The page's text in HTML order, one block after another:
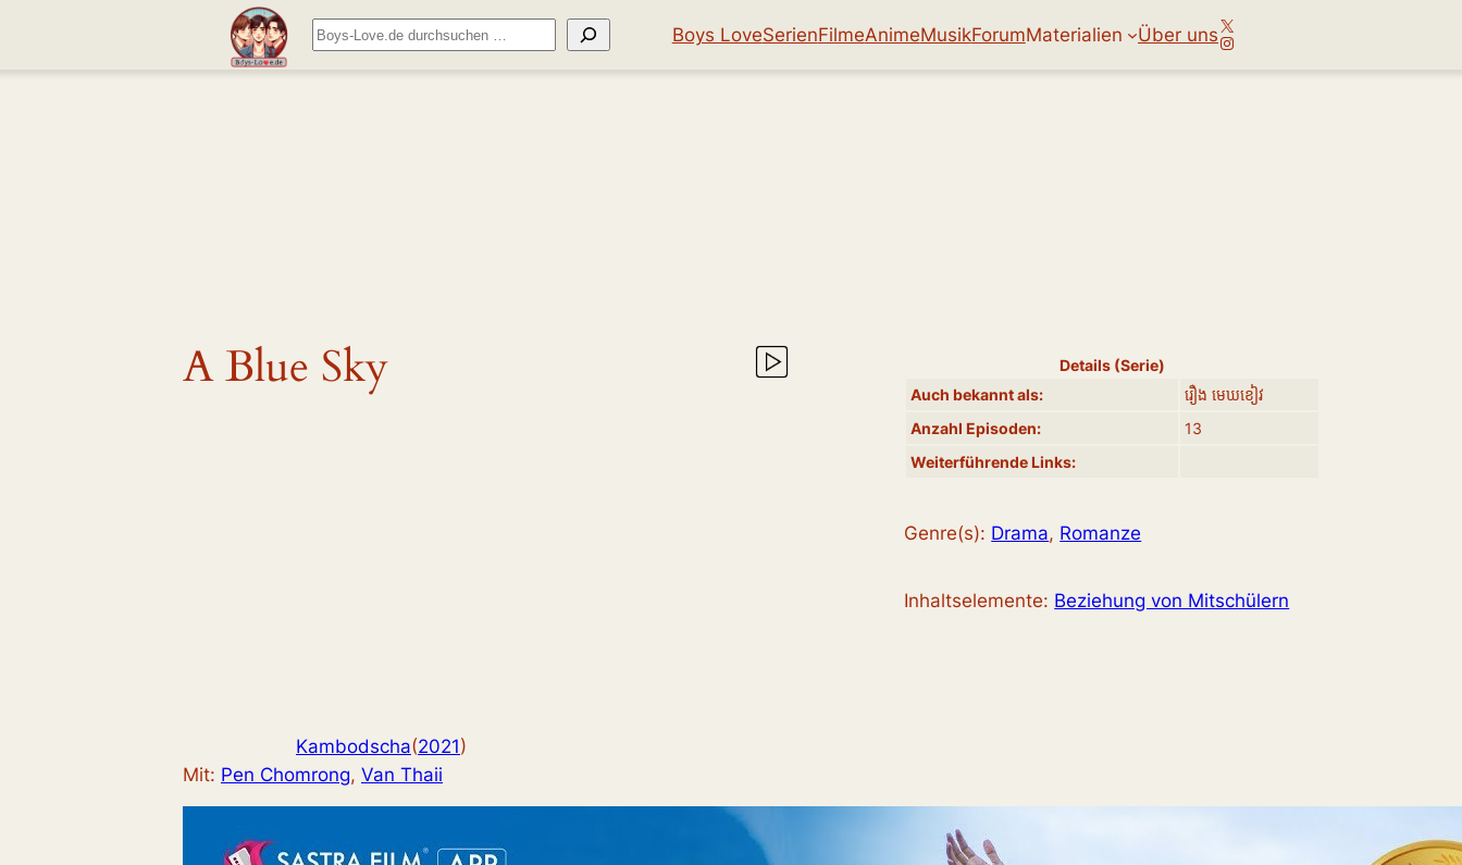
Suchen Boys LoveSerienFilmeAnimeMusikForumMaterialien Über unsX
Instagram
A Blue Sky
Kambodscha(2021)
Mit: Pen Chomrong, Van Thaii
Details (Serie)
Auch bekannt als:
រឿង​ មេឃខៀវ
Anzahl Episoden:
13
Weiterführende Links:
Genre(s): Drama, Romanze
Inhaltselemente: Beziehung von Mitschülern